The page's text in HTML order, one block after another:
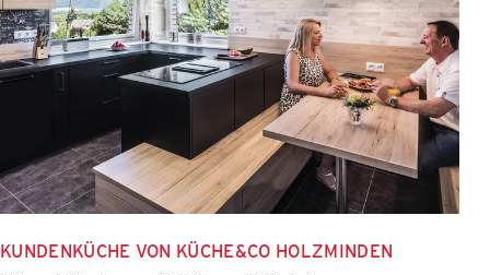
KUNDENKÜCHE VON KÜCHE&CO HOLZMINDEN